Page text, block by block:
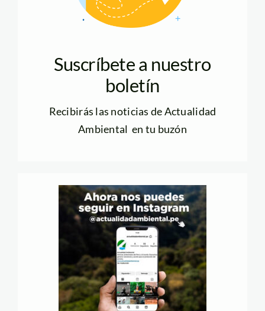
Suscríbete a nuestro
boletín
Recibirás las noticias de Actualidad
Ambiental en tu buzón